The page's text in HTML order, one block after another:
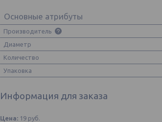
Основные атрибуты
Производитель
Диаметр
Количество
Упаковка
Информация для заказа
Цена: 19 руб.